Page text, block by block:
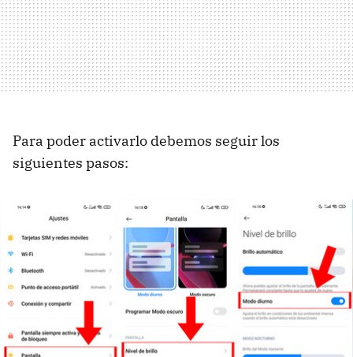
Para poder activarlo debemos seguir los
siguientes pasos: